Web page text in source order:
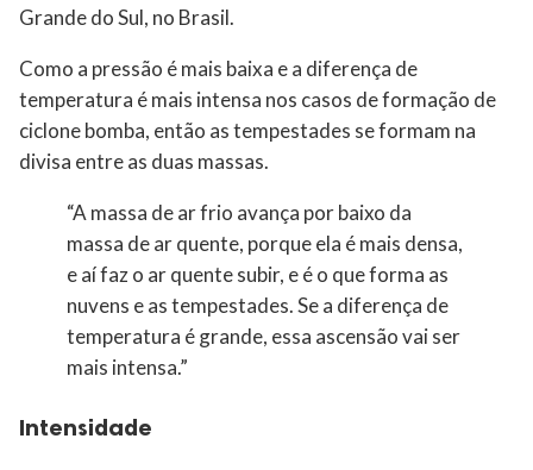
Grande do Sul, no Brasil.
Como a pressão é mais baixa e a diferença de
temperatura é mais intensa nos casos de formação de
ciclone bomba, então as tempestades se formam na
divisa entre as duas massas.
“A massa de ar frio avança por baixo da
massa de ar quente, porque ela é mais densa,
e aí faz o ar quente subir, e é o que forma as
nuvens e as tempestades. Se a diferença de
temperatura é grande, essa ascensão vai ser
mais intensa.”
Intensidade